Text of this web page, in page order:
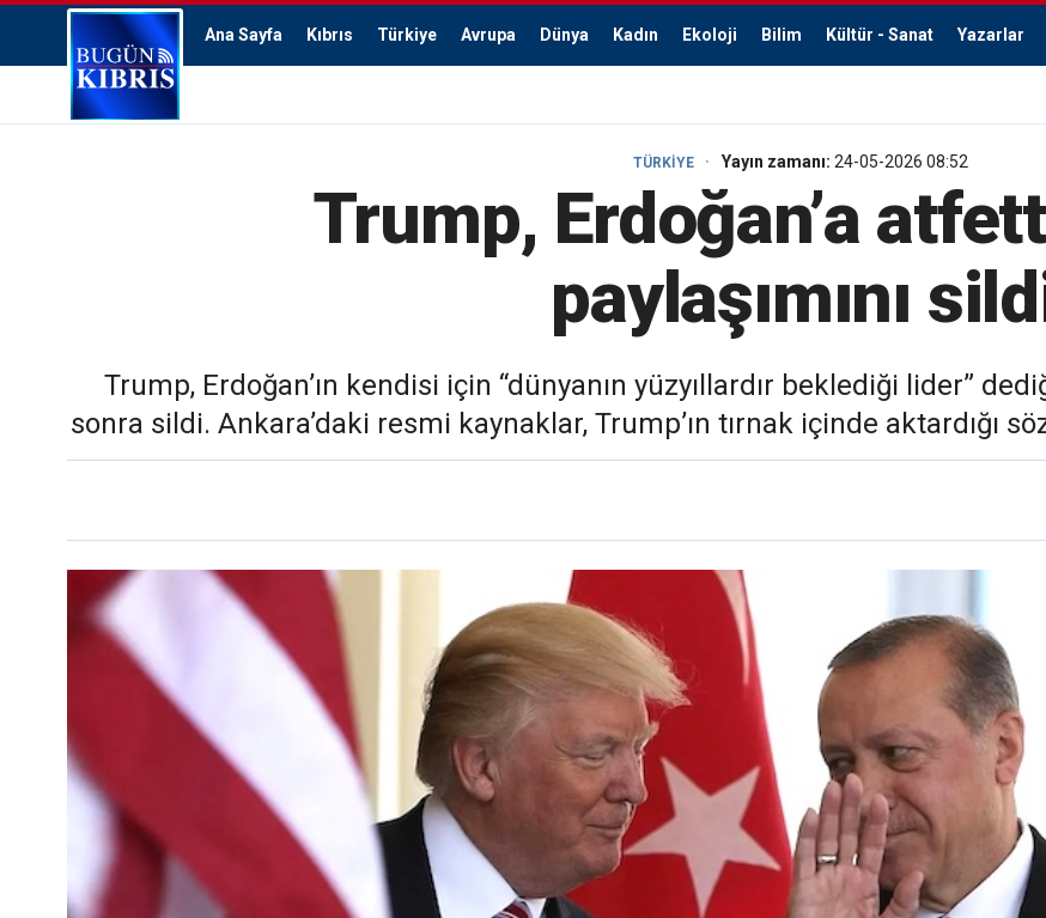
Ana Sayfa Kıbrıs Türkiye Avrupa Dünya Kadın Ekoloji Bilim Kültür - Sanat Yazarlar
TÜRKİYE Yayın zamanı: 24-05-2026 08:52
Trump, Erdoğan’a
paylaşımını
Trump, Erdoğan’ın kendisi için “dünyanın yüzyıllardır beklediği lider”
sonra sildi. Ankara’daki resmi kaynaklar, Trump’ın tırnak içinde aktardığı